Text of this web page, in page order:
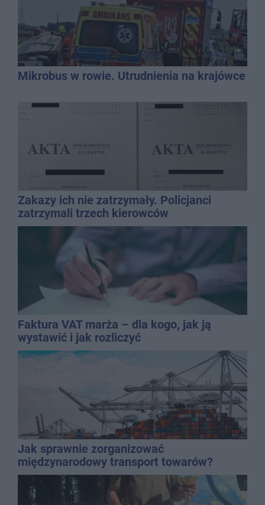
Mikrobus w rowie. Utrudnienia na krajówce
Zakazy ich nie zatrzymały. Policjanci
zatrzymali trzech kierowców
Faktura VAT marża – dla kogo, jak ją
wystawić i jak rozliczyć
Jak sprawnie zorganizować
międzynarodowy transport towarów?